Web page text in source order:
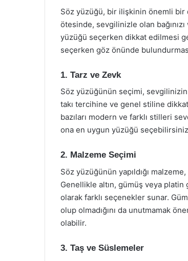
Söz yüzüğü, bir ilişkinin önemli bir
ötesinde, sevgilinizle olan
yüzüğü seçerken dikkat edilmesi
seçerken göz önünde
1. Tarz ve Zevk
Söz yüzüğünün seçimi, sevgilinizin
takı tercihine ve genel stiline
bazıları modern ve farklı stilleri
ona en uygun yüzüğü
2. Malzeme Seçimi
Söz yüzüğünün yapıldığı
Genellikle altın, gümüş veya
olarak farklı seçenekler sunar.
olup olmadığını da unutmamak
olabilir.
3. Taş ve Süslemeler